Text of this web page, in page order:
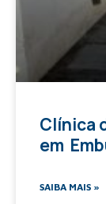
Clínica
em
SAIBA MAIS »